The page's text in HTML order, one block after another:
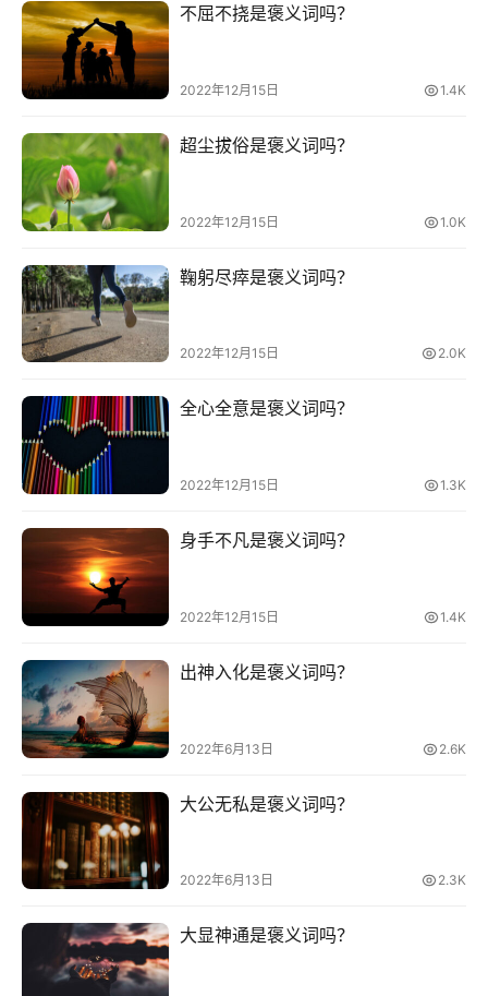
句
经
典
词
古
今
诗
词
常
贺
词
网
热
词
电
台
词
其
他
词
登录
不屈不挠是褒义词吗？
2022年12月15日 1.4K
超尘拔俗是褒义词吗？
2022年12月15日 1.0K
鞠躬尽瘁是褒义词吗？
2022年12月15日 2.0K
全心全意是褒义词吗？
2022年12月15日 1.3K
身手不凡是褒义词吗？
2022年12月15日 1.4K
出神入化是褒义词吗？
2022年6月13日 2.6K
大公无私是褒义词吗？
2022年6月13日 2.3K
大显神通是褒义词吗？